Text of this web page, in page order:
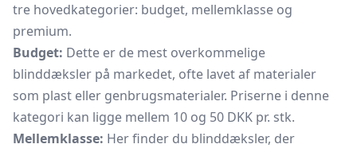
tre hovedkategorier: budget, mellemklasse og
premium.
Budget: Dette er de mest overkommelige
blinddæksler på markedet, ofte lavet af materialer
som plast eller genbrugsmaterialer. Priserne i denne
kategori kan ligge mellem 10 og 50 DKK pr. stk.
Mellemklasse: Her finder du blinddæksler, der